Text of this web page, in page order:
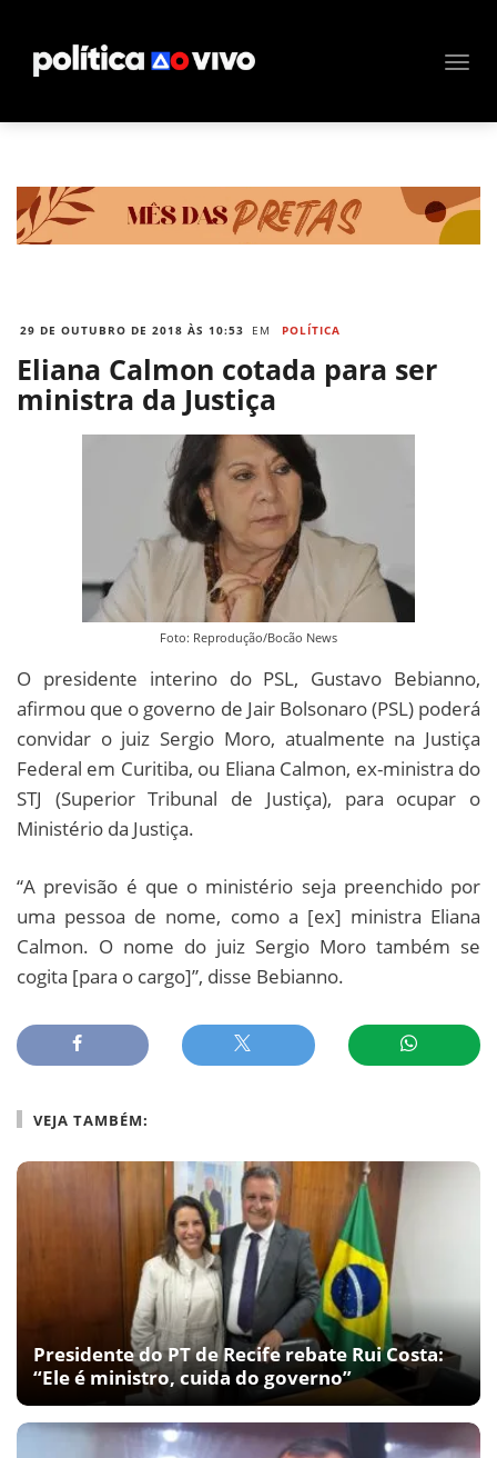
29 DE OUTUBRO DE 2018 ÀS 10:53 EM POLÍTICA
Eliana Calmon cotada para ser
ministra da Justiça
Foto: Reprodução/Bocão News
O presidente interino do PSL, Gustavo Bebianno,
afirmou que o governo de Jair Bolsonaro (PSL) poderá
convidar o juiz Sergio Moro, atualmente na Justiça
Federal em Curitiba, ou Eliana Calmon, ex-ministra do
STJ (Superior Tribunal de Justiça), para ocupar o
Ministério da Justiça.
“A previsão é que o ministério seja preenchido por
uma pessoa de nome, como a [ex] ministra Eliana
Calmon. O nome do juiz Sergio Moro também se
cogita [para o cargo]”, disse Bebianno.
VEJA TAMBÉM:
Presidente do PT de Recife rebate Rui Costa:
“Ele é ministro, cuida do governo”